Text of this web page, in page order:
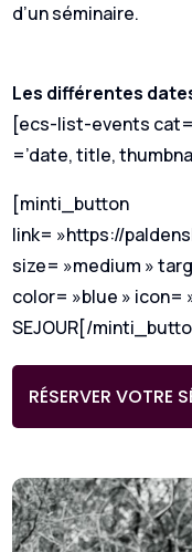
d’un séminaire.
Les différentes
[ecs-list-events
=’date, title,
[minti_button
link= »https://
size= »medium »
color= »blue » icon= »
SEJOUR[/
RÉSERVER VOTRE